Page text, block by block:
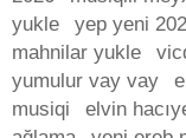
yukle
yep yeni
mahnilar yukle
yumulur vay vay
musiqi
elvin